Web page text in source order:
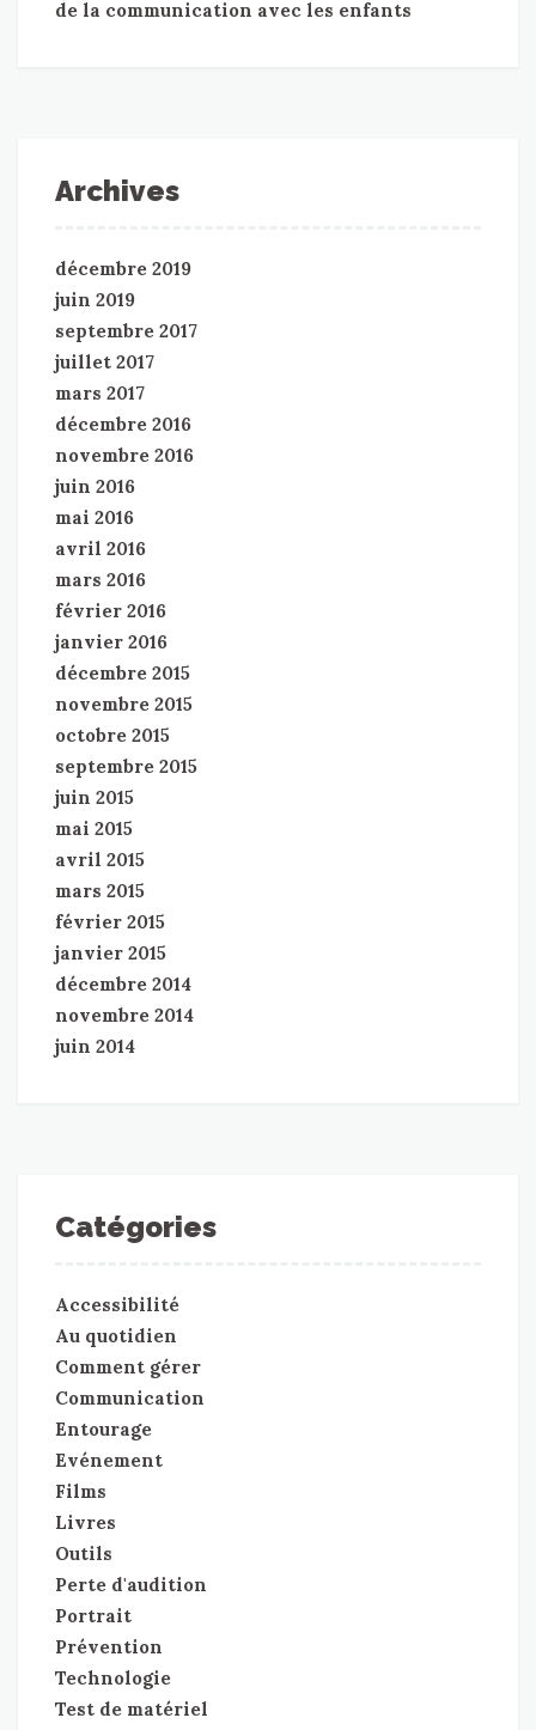
de la communication avec les enfants
Archives
décembre 2019
juin 2019
septembre 2017
juillet 2017
mars 2017
décembre 2016
novembre 2016
juin 2016
mai 2016
avril 2016
mars 2016
février 2016
janvier 2016
décembre 2015
novembre 2015
octobre 2015
septembre 2015
juin 2015
mai 2015
avril 2015
mars 2015
février 2015
janvier 2015
décembre 2014
novembre 2014
juin 2014
Catégories
Accessibilité
Au quotidien
Comment gérer
Communication
Entourage
Evénement
Films
Livres
Outils
Perte d'audition
Portrait
Prévention
Technologie
Test de matériel